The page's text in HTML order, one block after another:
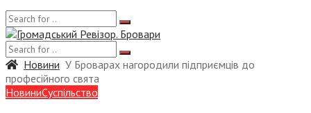
Новини У Броварах нагородили підприємців до
професійного свята
НовиниСуспiльство